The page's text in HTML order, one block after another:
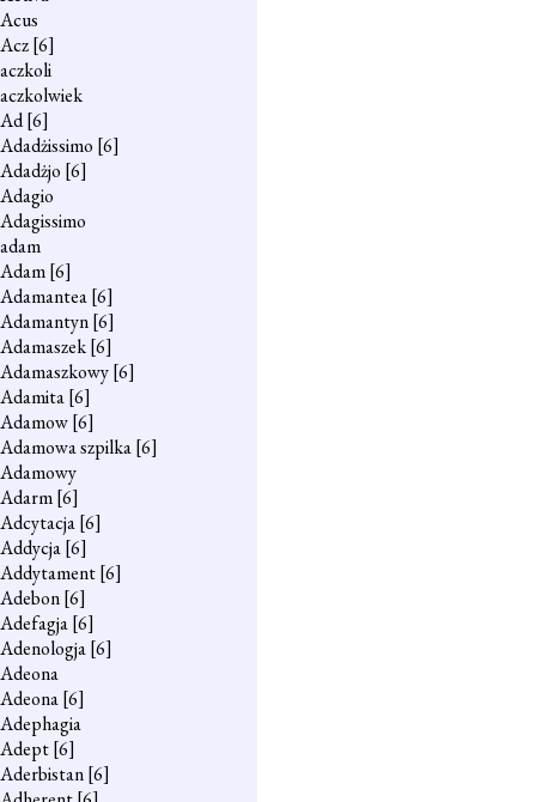
Acus
Acz[6]
aczkoli
aczkolwiek
Ad[6]
Adadżissimo [6]
Adadżjo [6]
Adagio
Adagissimo
adam
Adam[6]
Adamantea[6]
Adamantyn[6]
Adamaszek[6]
Adamaszkowy[6]
Adamita[6]
Adamow[6]
Adamowa szpilka[6]
Adamowy
Adarm[6]
Adcytacja[6]
Addycja[6]
Addytament[6]
Adebon[6]
Adefagja[6]
Adenologja[6]
Adeona
Adeona[6]
Adephagia
Adept[6]
Aderbistan[6]